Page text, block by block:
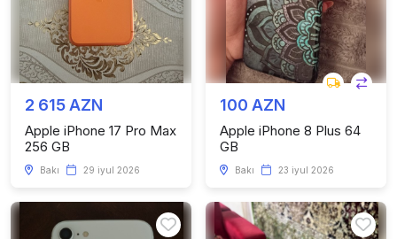
2 615 AZN
Apple iPhone 17 Pro Max
256 GB
Bakı 29 iyul 2026
100 AZN
Apple iPhone 8 Plus 64
GB
Bakı 23 iyul 2026